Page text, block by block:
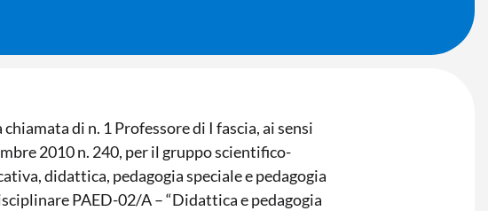
di n. 1 Professore di I fascia, ai sensi
2010 n. 240, per il gruppo scientifico-
didattica, pedagogia speciale e pedagogia
PAED-02/A – “Didattica e pedagogia